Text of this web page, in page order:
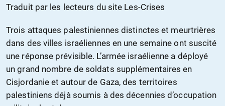
Traduit par les lecteurs du site Les-Crises
Trois attaques palestiniennes distinctes et meurtrières
dans des villes israéliennes en une semaine ont suscité
une réponse prévisible. L’armée israélienne a déployé
un grand nombre de soldats supplémentaires en
Cisjordanie et autour de Gaza, des territoires
palestiniens déjà soumis à des décennies d’occupation